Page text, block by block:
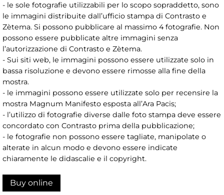
- le sole fotografie utilizzabili per lo scopo sopraddetto, sono
le immagini distribuite dall’ufficio stampa di Contrasto e
Zètema. Si possono pubblicare al massimo 4 fotografie. Non
possono essere pubblicate altre immagini senza
l’autorizzazione di Contrasto e Zètema.
- Sui siti web, le immagini possono essere utilizzate solo in
bassa risoluzione e devono essere rimosse alla fine della
mostra.
- le immagini possono essere utilizzate solo per recensire la
mostra Magnum Manifesto esposta all’Ara Pacis;
- l’utilizzo di fotografie diverse dalle foto stampa deve essere
concordato con Contrasto prima della pubblicazione;
- le fotografie non possono essere tagliate, manipolate o
alterate in alcun modo e devono essere indicate
chiaramente le didascalie e il copyright.
Buy online